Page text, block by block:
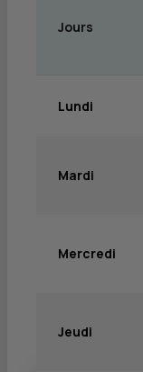
Jours
Lundi
Mardi
Mercredi
Jeudi